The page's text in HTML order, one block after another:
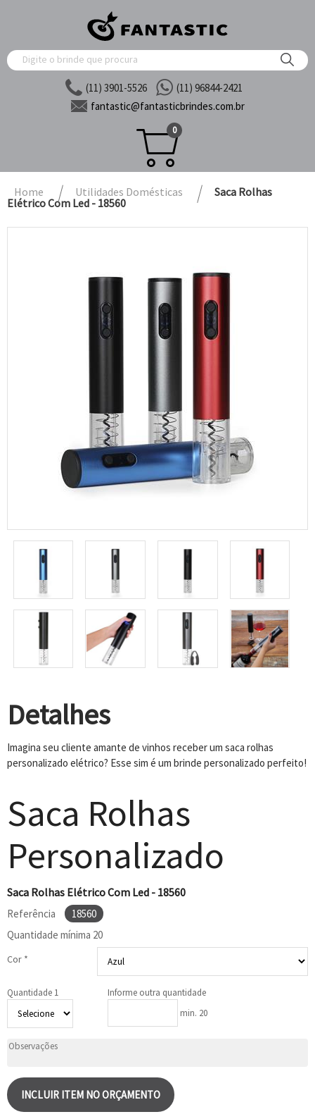
(11) 3901-5526
(11) 96844-2421
fantastic@fantasticbrindes.com.br
0
Home Utilidades Domésticas
Saca Rolhas
Elétrico Com Led - 18560
Detalhes
Imagina seu cliente amante de vinhos receber um saca rolhas
personalizado elétrico? Esse sim é um brinde personalizado perfeito!
Saca Rolhas
Personalizado
Saca Rolhas Elétrico Com Led - 18560
Referência
18560
Quantidade mínima 20
Cor *
Quantidade 1
Informe outra quantidade
min. 20
INCLUIR ITEM NO ORÇAMENTO